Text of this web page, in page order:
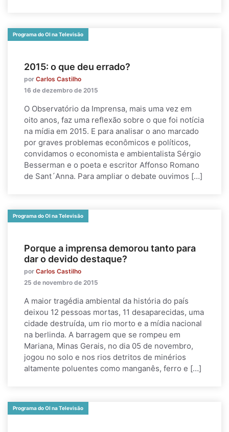
Programa do OI na Televisão
2015: o que deu errado?
por Carlos Castilho
16 de dezembro de 2015
O Observatório da Imprensa, mais uma vez em
oito anos, faz uma reflexão sobre o que foi notícia
na mídia em 2015. E para analisar o ano marcado
por graves problemas econômicos e políticos,
convidamos o economista e ambientalista Sérgio
Besserman e o poeta e escritor Affonso Romano
de Sant´Anna. Para ampliar o debate ouvimos […]
Programa do OI na Televisão
Porque a imprensa demorou tanto para
dar o devido destaque?
por Carlos Castilho
25 de novembro de 2015
A maior tragédia ambiental da história do país
deixou 12 pessoas mortas, 11 desaparecidas, uma
cidade destruída, um rio morto e a mídia nacional
na berlinda. A barragem que se rompeu em
Mariana, Minas Gerais, no dia 05 de novembro,
jogou no solo e nos rios detritos de minérios
altamente poluentes como manganês, ferro e […]
Programa do OI na Televisão